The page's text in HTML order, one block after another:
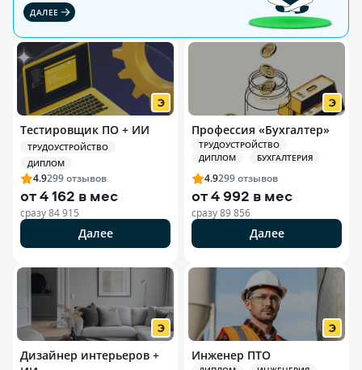
ДАЛЕЕ
Тестировщик ПО + ИИ
ТРУДОУСТРОЙСТВО
ДИПЛОМ
4.9299отзывов
от4 162 в мес
сразу84 915
Далее
Профессия «Бухгалтер»
ТРУДОУСТРОЙСТВО
ДИПЛОМ
БУХГАЛТЕРИЯ
4.9299отзывов
от4 992 в мес
сразу89 856
Далее
Дизайнер интерьеров +
Инженер ПТО